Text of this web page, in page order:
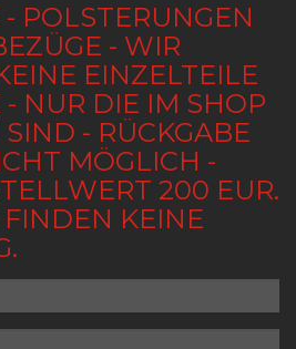
POLSTERUNGEN
- WIR
EINZELTEILE
NUR DIE IM SHOP
- RÜCKGABE
MÖGLICH -
200 EUR.
KEINE